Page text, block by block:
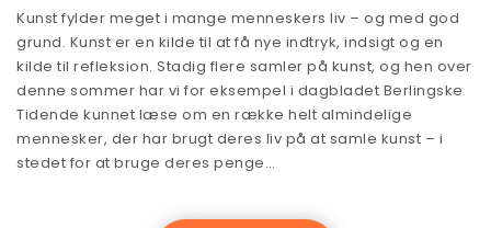
Kunst fylder meget i mange menneskers liv – og med god
grund. Kunst er en kilde til at få nye indtryk, indsigt og en
kilde til refleksion. Stadig flere samler på kunst, og hen over
denne sommer har vi for eksempel i dagbladet Berlingske
Tidende kunnet læse om en række helt almindelige
mennesker, der har brugt deres liv på at samle kunst – i
stedet for at bruge deres penge…